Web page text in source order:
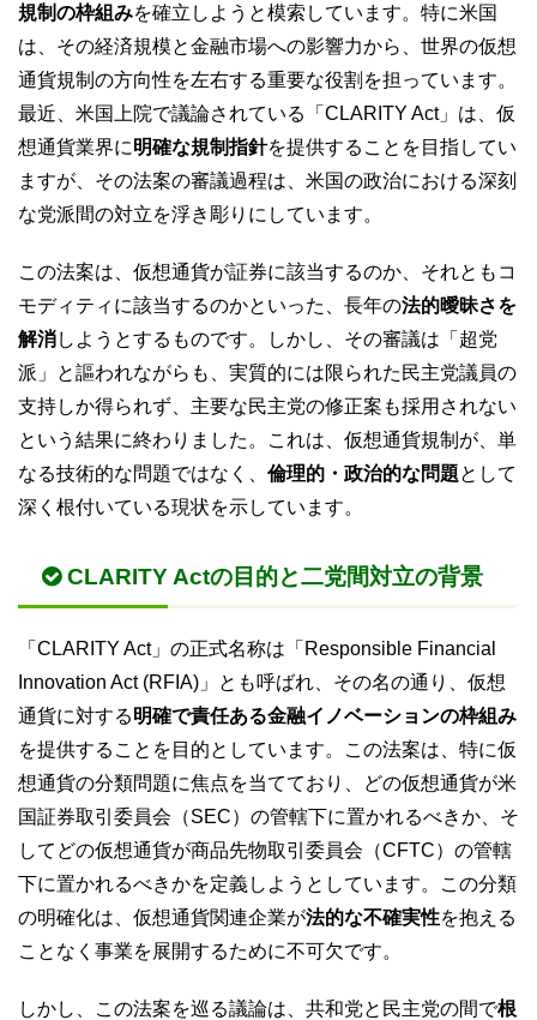
規制の枠組みを確立しようと模索しています。特に米国
は、その経済規模と金融市場への影響力から、世界の仮想
通貨規制の方向性を左右する重要な役割を担っています。
最近、米国上院で議論されている「CLARITY Act」は、仮
想通貨業界に明確な規制指針を提供することを目指してい
ますが、その法案の審議過程は、米国の政治における深刻
な党派間の対立を浮き彫りにしています。
この法案は、仮想通貨が証券に該当するのか、それともコ
モディティに該当するのかといった、長年の法的曖昧さを
解消しようとするものです。しかし、その審議は「超党
派」と謳われながらも、実質的には限られた民主党議員の
支持しか得られず、主要な民主党の修正案も採用されない
という結果に終わりました。これは、仮想通貨規制が、単
なる技術的な問題ではなく、 倫理的・政治的な問題として
深く根付いている現状を示しています。
CLARITY Actの目的と二党間対立の背景
「CLARITY Act」の正式名称は「Responsible Financial
Innovation Act (RFIA)」とも呼ばれ、その名の通り、仮想
通貨に対する明確で責任ある金融イノベーションの枠組み
を提供することを目的としています。この法案は、特に仮
想通貨の分類問題に焦点を当てており、どの仮想通貨が米
国証券取引委員会（SEC）の管轄下に置かれるべきか、そ
してどの仮想通貨が商品先物取引委員会（CFTC）の管轄
下に置かれるべきかを定義しようとしています。この分類
の明確化は、仮想通貨関連企業が法的な不確実性を抱える
ことなく事業を展開するために不可欠です。
しかし、この法案を巡る議論は、共和党と民主党の間で根